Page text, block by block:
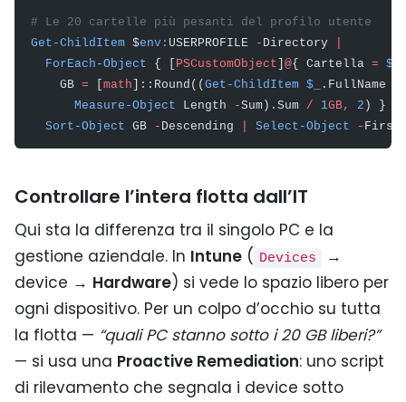
# Le 20 cartelle più pesanti del profilo utente
Get-ChildItem $env: USERPROFILE - Directory
  ForEach-Object
{ [ PSCustomObject @{ Cartella = $_
    GB
= math ]::Round(( Get-ChildItem $_ .FullName
      Measure-Object
Length -Sum).Sum / 1GB, 2 ) }
  Sort-Object
GB - Descending Select-Object -
Controllare l’intera flotta dall’IT
Qui sta la differenza tra il singolo PC e la
gestione aziendale. In Intune ( Devices
→
device → Hardware) si vede lo spazio libero per
ogni dispositivo. Per un colpo d’occhio su tutta
la flotta — “quali PC stanno sotto i 20 GB liberi?”
— si usa una Proactive Remediation: uno script
di rilevamento che segnala i device sotto